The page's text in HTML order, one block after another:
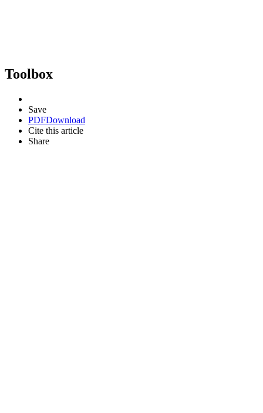
Toolbox
Save
PDFDownload
Cite this article
Share